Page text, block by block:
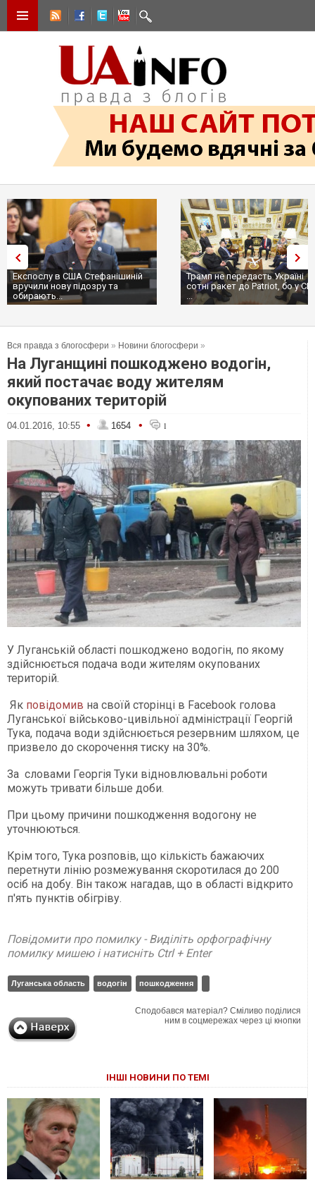
Експослу в США Стефанішиній
вручили нову підозру та
обирають...
Трамп не передасть Україні
сотні ракет до Patriot, бо у
...
Вся правда з блогосфери » Новини блогосфери »
На Луганщині пошкоджено водогін,
який постачає воду жителям
окупованих територій
04.01.2016, 10:55 • 1654 • 1
У Луганській області пошкоджено водогін, по якому
здійснюється подача води жителям окупованих
територій.
Як повідомив на своїй сторінці в Facebook голова
Луганської військово-цивільної адміністрації Георгій
Тука, подача води здійснюється резервним шляхом, це
призвело до скорочення тиску на 30%.
За словами Георгія Туки відновлювальні роботи
можуть тривати більше доби.
При цьому причини пошкодження водогону не
уточнюються.
Крім того, Тука розповів, що кількість бажаючих
перетнути лінію розмежування скоротилася до 200
осіб на добу. Він також нагадав, що в області відкрито
п'ять пунктів обігріву.
Повідомити про помилку - Виділіть орфографічну
помилку мишею і натисніть Ctrl + Enter
Луганська область водогін пошкодження
Сподобався матеріал? Сміливо поділися
ним в соцмережах через ці кнопки
ІНШІ НОВИНИ ПО ТЕМІ